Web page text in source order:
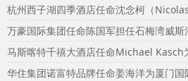
杭州西子湖四季酒店任命沈念柯（
万豪国际集团任命陈国军担任石梅湾威斯
马斯喀特千禧大酒店任命Michael Kasch